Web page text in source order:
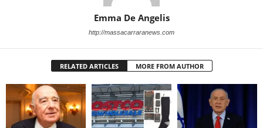
Emma De Angelis
http://massacarraranews.com
RELATED ARTICLES MORE FROM AUTHOR